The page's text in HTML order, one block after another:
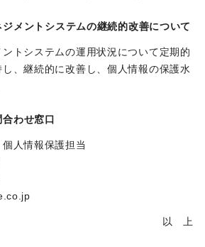
メントシステムの継続的改善について
トシステムの運用状況について定期的
、継続的に改善し、個人情報の保護水
わせ窓口
人情報保護担当
以 上